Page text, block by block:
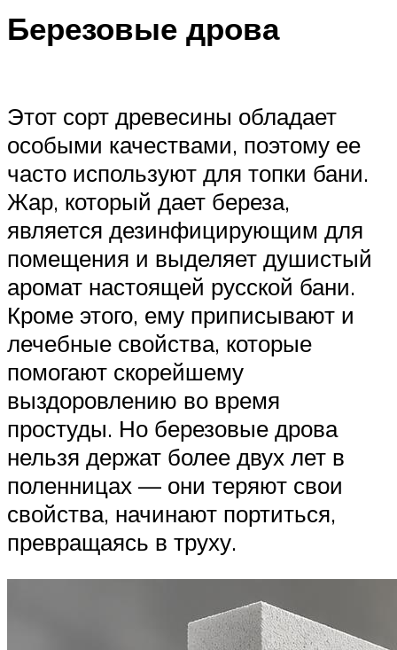
Березовые дрова
Этот сорт древесины обладает
особыми качествами, поэтому ее
часто используют для топки бани.
Жар, который дает береза,
является дезинфицирующим для
помещения и выделяет душистый
аромат настоящей русской бани.
Кроме этого, ему приписывают и
лечебные свойства, которые
помогают скорейшему
выздоровлению во время
простуды. Но березовые дрова
нельзя держат более двух лет в
поленницах — они теряют свои
свойства, начинают портиться,
превращаясь в труху.